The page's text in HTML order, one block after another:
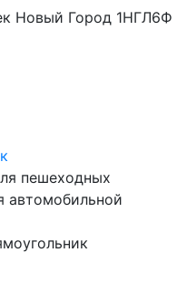
пешеходных
автомобильной